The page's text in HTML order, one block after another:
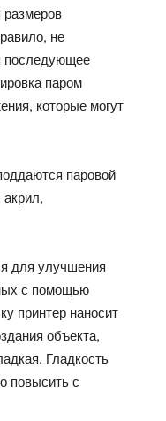
не
последующее
паром
которые могут
паровой
акрил,
для улучшения
с помощью
принтер наносит
объекта,
Гладкость
повысить с